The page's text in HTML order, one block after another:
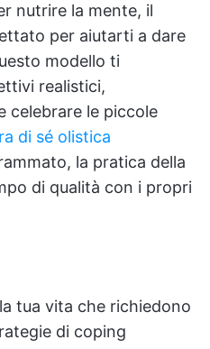
nutrire la mente, il
per aiutarti a dare
modello ti
realistici,
celebrare le piccole
di sé olistica
la pratica della
di qualità con i propri
tua vita che richiedono
di coping